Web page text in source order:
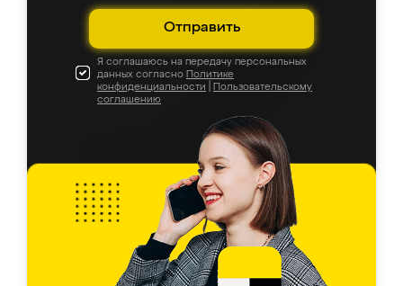
Отправить
Я соглашаюсь на передачу персональных
данных согласно Политике
конфиденциальности
Пользовательскому
соглашению